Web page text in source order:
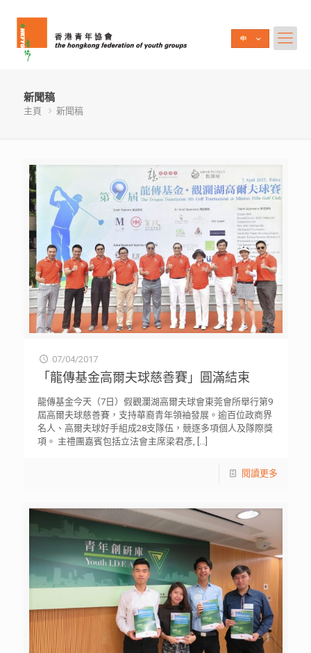
新聞稿
主頁 新聞稿
07/04/2017
「龍傳基金高爾夫球慈善賽」圓滿結束
龍傳基金今天（7日）假觀瀾湖高爾夫球會東莞會所舉行第9
屆高爾夫球慈善賽，支持華裔青年領袖發展。逾百位政商界
名人、高爾夫球好手組成28支隊伍，競逐多項個人及隊際獎
項。 主禮團嘉賓包括立法會主席梁君彥, […]
閱讀更多